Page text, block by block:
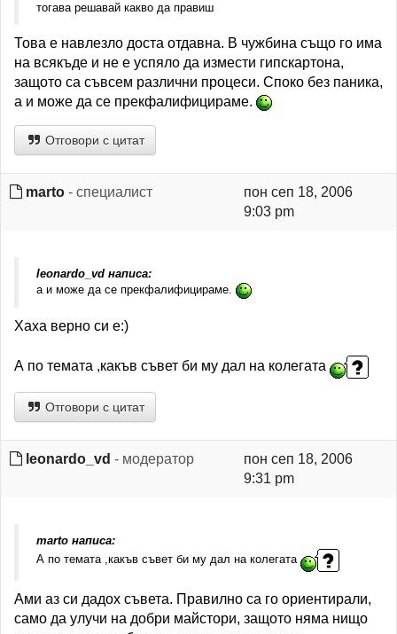
тогава решавай какво да правиш
Това е навлезло доста отдавна. В чужбина също го има
на всякъде и не е успяло да измести гипскартона,
защото са съвсем различни процеси. Споко без паника,
а и може да се прекфалифицираме.
Отговори с цитат
marto - специалист
пон сеп 18, 2006
9:03 pm
leonardo_vd написа:
а и може да се прекфалифицираме.
Хаха верно си е:)
А по темата ,какъв съвет би му дал на колегата
Отговори с цитат
leonardo_vd - модератор
пон сеп 18, 2006
9:31 pm
marto написа:
А по темата ,какъв съвет би му дал на колегата
Ами аз си дадох съвета. Правилно са го ориентирали,
само да улучи на добри майстори, защото няма нищо